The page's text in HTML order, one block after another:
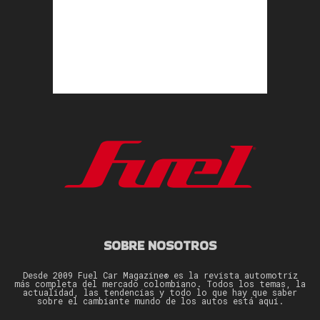
SOBRE NOSOTROS
Desde 2009 Fuel Car Magazine® es la revista automotriz
más completa del mercado colombiano. Todos los temas, la
actualidad, las tendencias y todo lo que hay que saber
sobre el cambiante mundo de los autos está aquí.